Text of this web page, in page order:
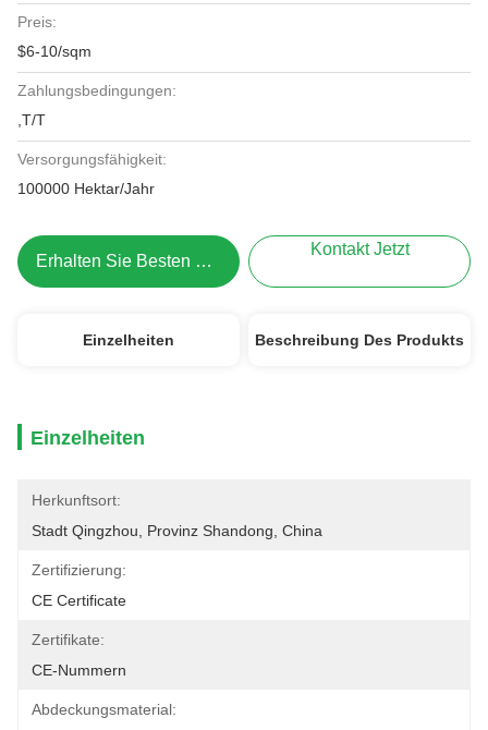
Preis:
$6-10/sqm
Zahlungsbedingungen:
,T/T
Versorgungsfähigkeit:
100000 Hektar/Jahr
Erhalten Sie Besten Preis
Kontakt Jetzt
Einzelheiten Beschreibung Des Produkts
Einzelheiten
Herkunftsort:
Stadt Qingzhou, Provinz Shandong, China
Zertifizierung:
CE Certificate
Zertifikate:
CE-Nummern
Abdeckungsmaterial: